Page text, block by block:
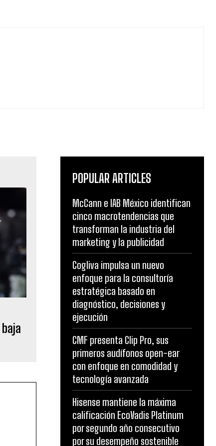
POPULAR ARTICLES
McCann e IAB México identifican
cinco macrotendencias que
transforman la industria del
marketing y la publicidad
Cogliva impulsa un nuevo
enfoque para la consultoría
estratégica basado en
diagnóstico, decisiones y
ejecución
CMF presenta Clip Pro, sus
primeros audífonos open-ear
con enfoque en comodidad y
tecnología avanzada
Hisense mantiene la máxima
calificación EcoVadis Platinum
por segundo año consecutivo
por su desempeño sostenible